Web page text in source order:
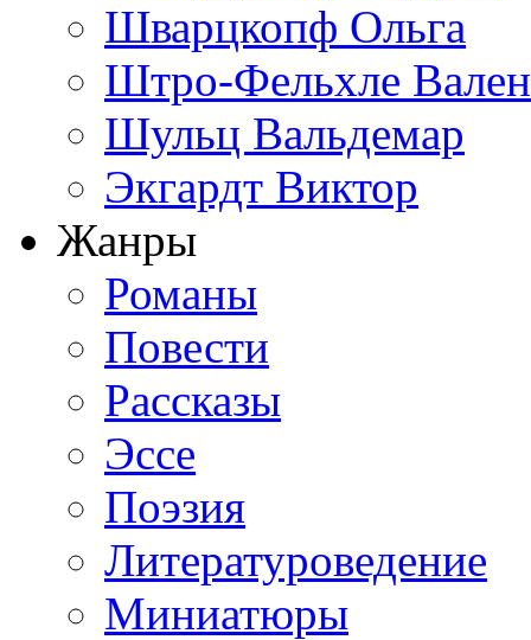
Шварцкопф Ольга
Штро-Фельхле
Шульц Вальдемар
Экгардт Виктор
Жанры
Романы
Повести
Рассказы
Эссе
Поэзия
Литературоведение
Миниатюры